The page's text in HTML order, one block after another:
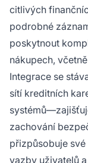
citlivých
podrobné
poskytnout
nákupech,
Integrace se
sítí kreditních
zachování
přizpůsobuje
vazby uživatelů